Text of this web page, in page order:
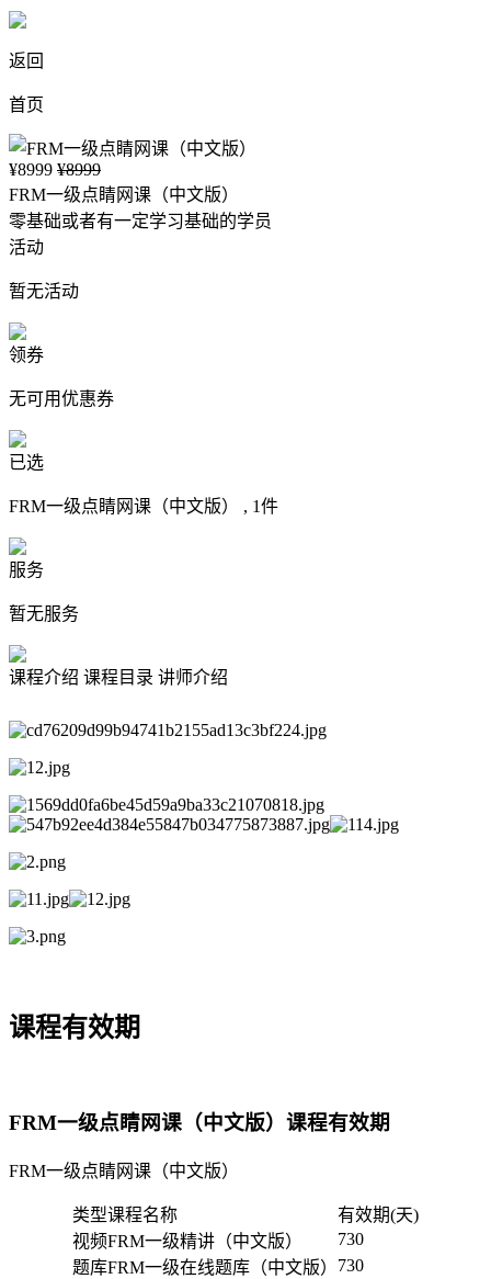
返回
首页
¥8999 ¥8999
FRM一级点睛网课（中文版）
零基础或者有一定学习基础的学员
活动
暂无活动
领券
无可用优惠券
已选
FRM一级点睛网课（中文版） , 1件
服务
暂无服务
课程介绍 课程目录 讲师介绍
课程有效期
FRM一级点睛网课（中文版）课程有效期
FRM一级点睛网课（中文版）
类型课程名称
有效期(天)
视频FRM一级精讲（中文版）
730
题库FRM一级在线题库（中文版） 730